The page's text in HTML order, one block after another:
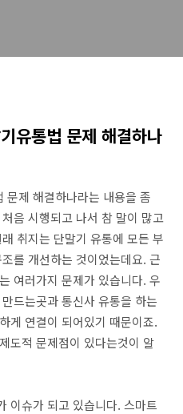
유통법 문제 해결하나
문제 해결하나라는 내용을 좀
음 시행되고 나서 참 말이 많고
취지는 단말기 유통에 모든 부
를 개선하는 것이었는데요. 근
여러가지 문제가 있습니다. 우
드는곳과 통신사 유통을 하는
게 연결이 되어있기 때문이죠.
도적 문제점이 있다는것이 알
이슈가 되고 있습니다. 스마트